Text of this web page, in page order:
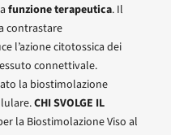
funzione terapeutica. Il
contrastare
l’azione citotossica dei
connettivale.
la biostimolazione
CHI SVOLGE IL
la Biostimolazione Viso al